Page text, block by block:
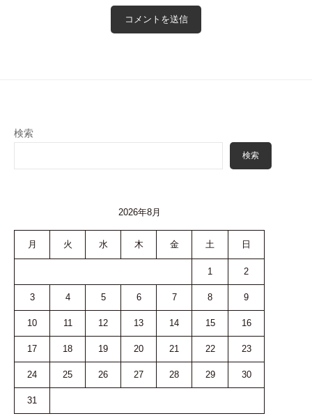
検索
検索
2026年8月
月 火 水 木 金 土 日
1 2
3 4 5 6 7 8 9
10 11 12 13 14 15 16
17 18 19 20 21 22 23
24 25 26 27 28 29 30
31